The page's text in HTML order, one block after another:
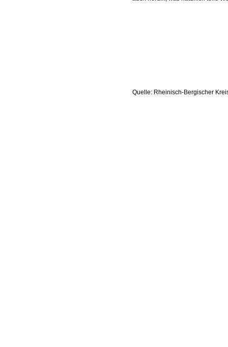
Quelle: Rheinisch-Bergischer